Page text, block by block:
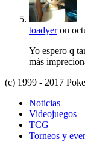
toadyer on
Yo espero q
más
(c) 1999 - 2017
Noticias
Videojuegos
TCG
Torneos y